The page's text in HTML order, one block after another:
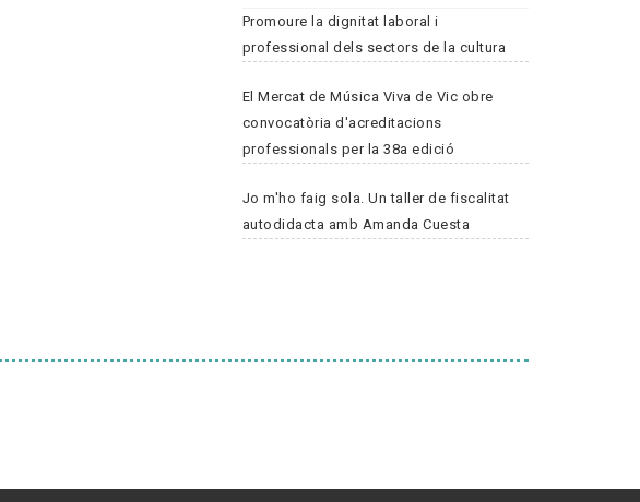
Promoure la dignitat laboral i
professional dels sectors de la cultura
El Mercat de Música Viva de Vic obre
convocatòria d'acreditacions
professionals per la 38a edició
Jo m'ho faig sola. Un taller de fiscalitat
autodidacta amb Amanda Cuesta